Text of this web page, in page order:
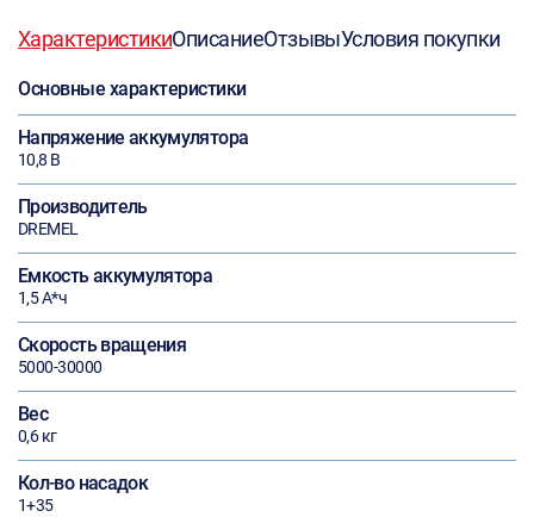
ХарактеристикиОписаниеОтзывыУсловия покупки
Основные характеристики
Напряжение аккумулятора
10,8 В
Производитель
DREMEL
Емкость аккумулятора
1,5 А*ч
Скорость вращения
5000-30000
Вес
0,6 кг
Кол-во насадок
1+35